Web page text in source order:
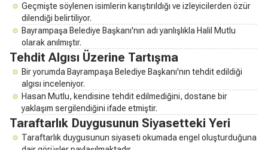
Geçmişte söylenen isimlerin karıştırıldığı ve izleyicilerden özür
dilendiği belirtiliyor.
Bayrampaşa Belediye Başkanı'nın adı yanlışlıkla Halil Mutlu
olarak anılmıştır.
Tehdit Algısı Üzerine Tartışma
Bir yorumda Bayrampaşa Belediye Başkanı'nın tehdit edildiği
algısı inceleniyor.
Hasan Mutlu, kendisine tehdit edilmediğini, dostane bir
yaklaşım sergilendiğini ifade etmiştir.
Taraftarlık Duygusunun Siyasetteki Yeri
Taraftarlık duygusunun siyaseti okumada engel oluşturduğuna